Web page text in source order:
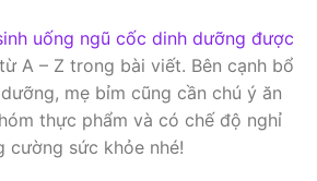
uống ngũ cốc dinh dưỡng được
A – Z trong bài viết. Bên cạnh bổ
mẹ bỉm cũng cần chú ý ăn
thực phẩm và có chế độ nghỉ
cường sức khỏe nhé!